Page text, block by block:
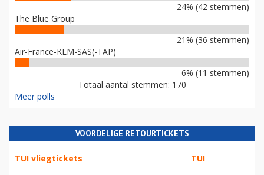
24% (42 stemmen)
The Blue Group
21% (36 stemmen)
Air-France-KLM-SAS(-TAP)
6% (11 stemmen)
Totaal aantal stemmen: 170
Meer polls
VOORDELIGE RETOURTICKETS
TUI vliegtickets TUI